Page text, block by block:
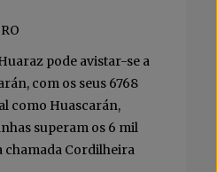
pode avistar-se a
com os seus 6768
como Huascarán,
superam os 6 mil
chamada Cordilheira